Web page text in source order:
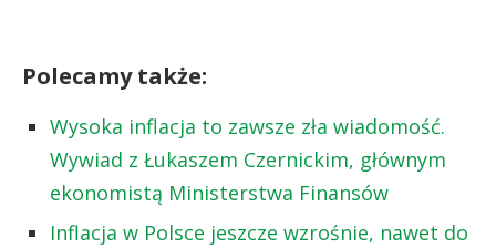
Polecamy także:
Wysoka inflacja to zawsze zła wiadomość.
Wywiad z Łukaszem Czernickim, głównym
ekonomistą Ministerstwa Finansów
Inflacja w Polsce jeszcze wzrośnie, nawet do